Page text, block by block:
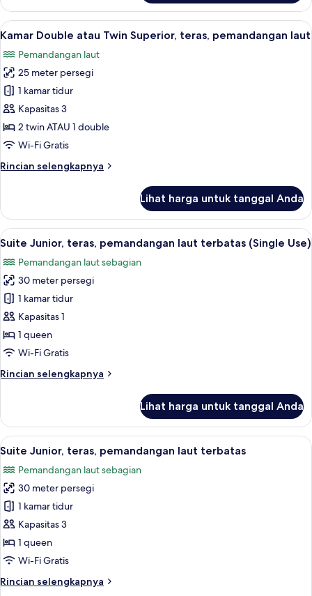
Kamar
Double
Superior
Orang,
teras,
pemandangan
laut
Lihat
semua
foto
untuk
Kamar
Double
atau
Twin
teras,
Seprai antialergi, selimut bulu angsa,
6
Kamar Double atau Twin Superior, teras, pemandangan laut
Pemandangan laut
25 meter persegi
1 kamar tidur
Kapasitas 3
2 twin ATAU 1 double
Wi-Fi Gratis
Rincian selengkapnya
Rincian
Kamar
Double
atau
Superior,
teras,
pemandangan
laut
Lihat harga untuk tanggal Anda
Lihat
semua
foto
untuk
Suite
Junior,
teras,
pemandangan
terbatas
Seprai antialergi, selimut bulu angsa,
10
Suite Junior, teras, pemandangan laut terbatas (Single Use)
Pemandangan laut sebagian
30 meter persegi
1 kamar tidur
Kapasitas 1
1 queen
Wi-Fi Gratis
Rincian selengkapnya
Rincian
Suite
Junior,
teras,
laut
terbatas
(Single
Use)
Lihat harga untuk tanggal Anda
Lihat
semua
foto
untuk
Suite
Junior,
teras,
pemandangan
terbatas
Seprai antialergi, selimut bulu angsa,
10
Suite Junior, teras, pemandangan laut terbatas
Pemandangan laut sebagian
30 meter persegi
1 kamar tidur
Kapasitas 3
1 queen
Wi-Fi Gratis
Rincian selengkapnya
Rincian